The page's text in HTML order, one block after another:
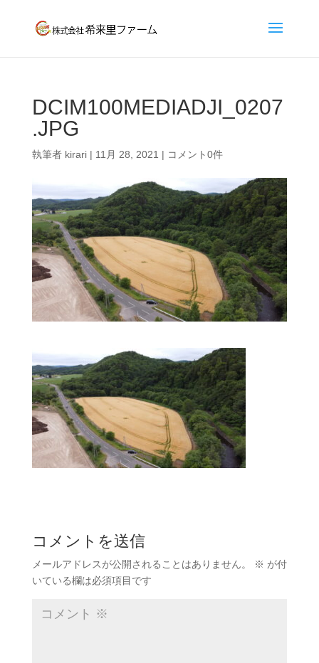
DCIM100MEDIADJI_0207
.JPG
執筆者 kirari| 11月 28, 2021 | コメント0件
コメントを送信
メールアドレスが公開されることはありません。 ※ が付
いている欄は必須項目です